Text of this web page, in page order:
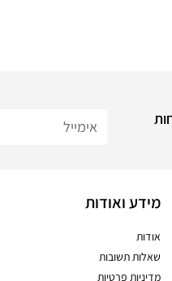
מידע ואודות
אודות
שאלות תשובות
מדיניות פרטיות